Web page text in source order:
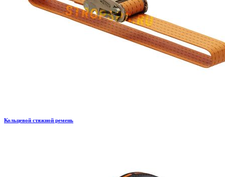
Кольцевой стяжной ремень